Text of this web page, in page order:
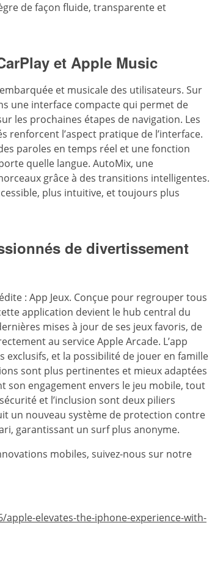
de façon fluide, transparente et
et Apple Music
et musicale des utilisateurs. Sur
une interface compacte qui permet de
les prochaines étapes de navigation. Les
renforcent l’aspect pratique de l’interface.
paroles en temps réel et une fonction
quelle langue. AutoMix, une
grâce à des transitions intelligentes.
plus intuitive, et toujours plus
de divertissement
: App Jeux. Conçue pour regrouper tous
application devient le hub central du
mises à jour de ses jeux favoris, de
au service Apple Arcade. L’app
exclusifs, et la possibilité de jouer en famille
sont plus pertinentes et mieux adaptées
son engagement envers le jeu mobile, tout
et l’inclusion sont deux piliers
un nouveau système de protection contre
garantissant un surf plus anonyme.
mobiles, suivez-nous sur notre
elevates-the-iphone-experience-with-